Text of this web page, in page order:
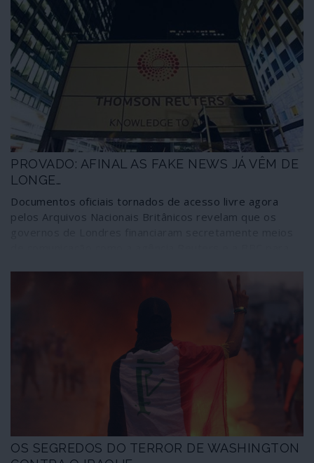
PROVADO: AFINAL AS FAKE NEWS JÁ VÊM DE
LONGE…
Documentos oficiais tornados de acesso livre agora
pelos Arquivos Nacionais Britânicos revelam que os
indica que tais procedimentos tenham sido
alterações na cena internacional e das mudanças de
proprietários daqueles e outros órgãos de informação.
OS SEGREDOS DO TERROR DE WASHINGTON